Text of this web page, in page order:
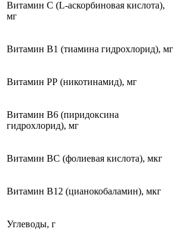
Витамин С (L-аскорбиновая кислота),
мг
Витамин В1 (тиамина гидрохлорид), мг
Витамин РР (никотинамид), мг
Витамин В6 (пиридоксина
гидрохлорид), мг
Витамин ВС (фолиевая кислота), мкг
Витамин В12 (цианокобаламин), мкг
Углеводы, г